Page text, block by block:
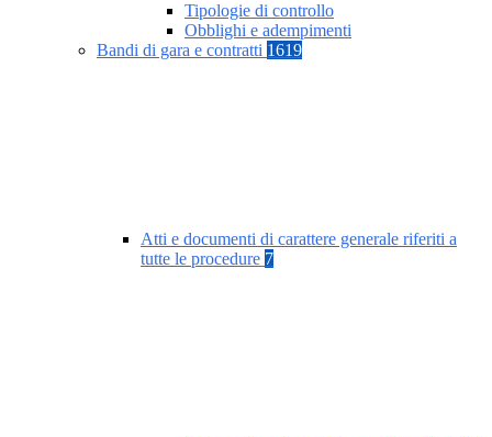
Tipologie di controllo
Obblighi e adempimenti
Bandi di gara e contratti 1619
Atti e documenti di carattere generale riferiti a
tutte le procedure 7